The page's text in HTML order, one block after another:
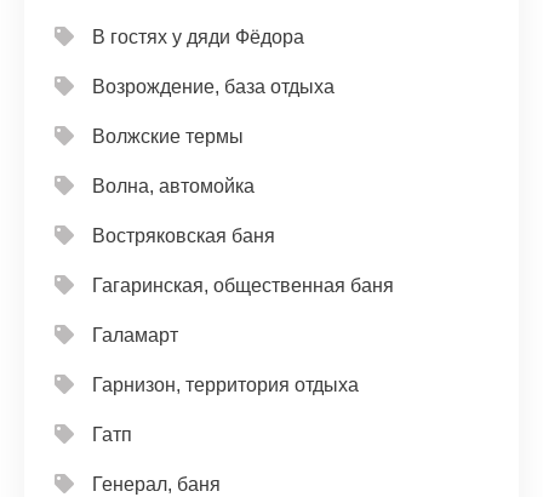
В гостях у дяди Фёдора
Возрождение, база отдыха
Волжские термы
Волна, автомойка
Востряковская баня
Гагаринская, общественная баня
Галамарт
Гарнизон, территория отдыха
Гатп
Генерал, баня